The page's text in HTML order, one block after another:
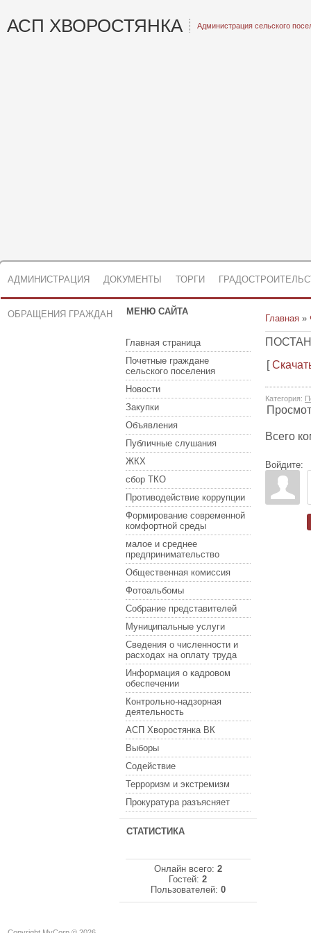
АСП ХВОРОСТЯНКА Администрация сельского
АДМИНИСТРАЦИЯ ДОКУМЕНТЫ ТОРГИ
ОБРАЩЕНИЯ ГРАЖДАН МЕНЮ САЙТА
Главная страница
Почетные граждане
сельского поселения
Новости
Закупки
Объявления
Публичные слушания
ЖКХ
сбор ТКО
Противодействие коррупции
Формирование современной
комфортной среды
малое и среднее
предпринимательство
Общественная комиссия
Фотоальбомы
Собрание представителей
Муниципальные услуги
Сведения о численности и
расходах на оплату труда
Информация о кадровом
обеспечении
Контрольно-надзорная
деятельность
АСП Хворостянка ВК
Выборы
Содействие
Терроризм и экстремизм
Прокуратура разъясняет
СТАТИСТИКА
Онлайн всего: 2
Гостей:2
Пользователей: 0
Главная »
[
Категория:
Всего
Войдите: